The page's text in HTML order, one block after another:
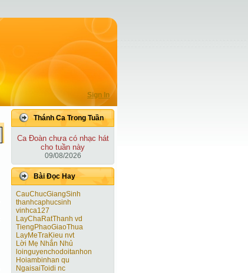
Sign In
Thánh Ca Trong Tuần
Ca Ðoàn chưa có nhạc hát
cho tuần này
09/08/2026
Bài Ðọc Hay
CauChucGiangSinh
thanhcaphucsinh
vinhca127
LayChaRatThanh vd
TiengPhaoGiaoThua
LayMeTraKieu nvt
Lời Mẹ Nhắn Nhủ
loinguyenchodoitanhon
Hoiambinhan qu
NgaisaiToidi nc